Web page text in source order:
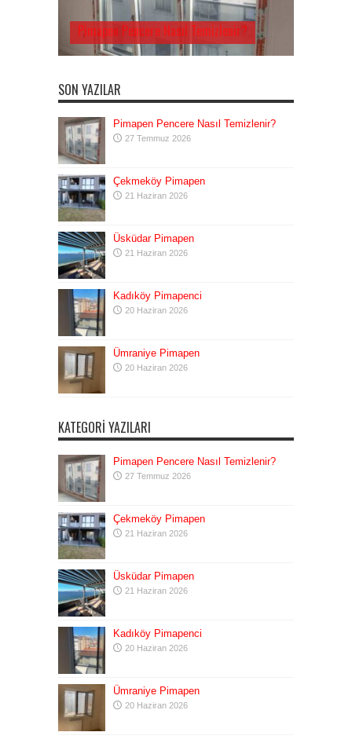
Pimapen Pencere Nasıl Temizlenir?
SON YAZILAR
Pimapen Pencere Nasıl Temizlenir?
27 Temmuz 2026
Çekmeköy Pimapen
21 Haziran 2026
Üsküdar Pimapen
21 Haziran 2026
Kadıköy Pimapenci
20 Haziran 2026
Ümraniye Pimapen
20 Haziran 2026
KATEGORI YAZILARI
Pimapen Pencere Nasıl Temizlenir?
27 Temmuz 2026
Çekmeköy Pimapen
21 Haziran 2026
Üsküdar Pimapen
21 Haziran 2026
Kadıköy Pimapenci
20 Haziran 2026
Ümraniye Pimapen
20 Haziran 2026